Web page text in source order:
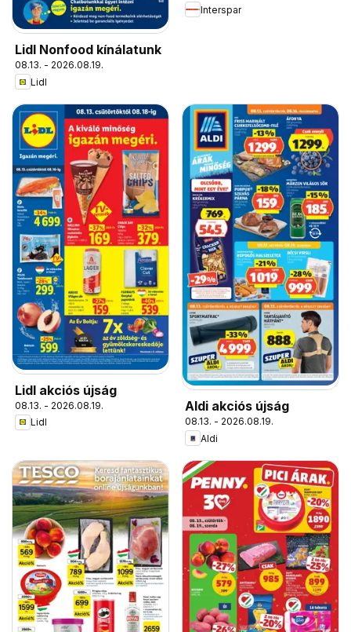
Lidl Nonfood kínálatunk
08.13. - 2026.08.19.
Lidl
Interspar
Lidl akciós újság
08.13. - 2026.08.19.
Lidl
Aldi akciós újság
08.13. - 2026.08.19.
Aldi